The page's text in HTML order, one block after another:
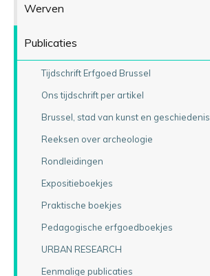
Werven
Publicaties
Tijdschrift Erfgoed Brussel
Ons tijdschrift per artikel
Brussel, stad van kunst en geschiedenis
Reeksen over archeologie
Rondleidingen
Expositieboekjes
Praktische boekjes
Pedagogische erfgoedboekjes
URBAN RESEARCH
Eenmalige publicaties